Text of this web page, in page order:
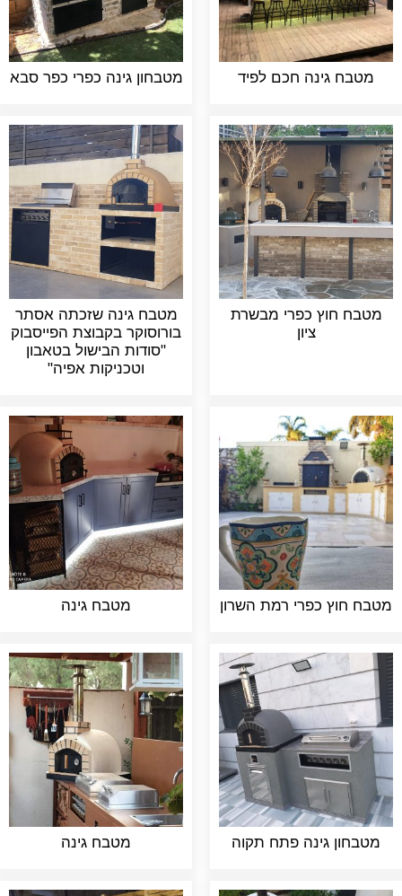
מטבח גינה חכם לפיד מטבחון גינה כפרי כפר סבא
מטבח חוץ כפרי מבשרת
ציון
מטבח גינה שזכתה אסתר
בורוסוקר בקבוצת הפייסבוק
"סודות הבישול בטאבון
וטכניקות אפיה"
מטבח חוץ כפרי רמת השרון מטבח גינה
מטבחון גינה פתח תקוה מטבח גינה